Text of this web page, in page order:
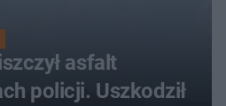
asfalt
policji. Uszkodził